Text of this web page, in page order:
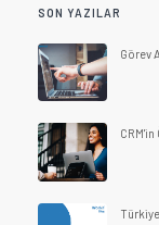
SON YAZILAR
Görev
CRM'in